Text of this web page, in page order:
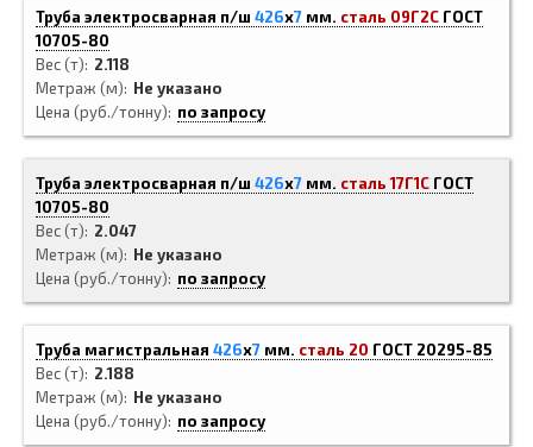
Труба электросварная п/ш 426x7 мм. сталь 09Г2С ГОСТ
10705-80
Вес (т)
2.118
Метраж (м)
Не указано
Цена (руб./тонну)
по запросу
Труба электросварная п/ш 426x7 мм. сталь 17Г1С ГОСТ
10705-80
Вес (т)
2.047
Метраж (м)
Не указано
Цена (руб./тонну)
по запросу
Труба магистральная 426x7 мм. сталь 20 ГОСТ 20295-85
Вес (т)
2.188
Метраж (м)
Не указано
Цена (руб./тонну)
по запросу